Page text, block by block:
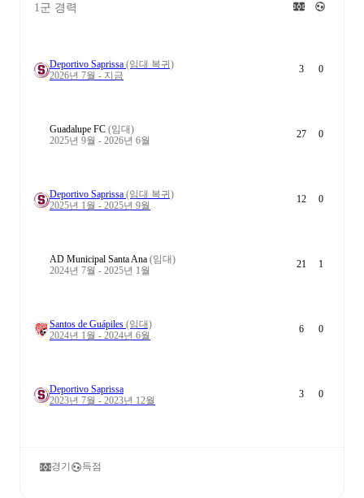
1군 경력
Deportivo Saprissa (임대 복귀)
2026년 7월 - 지금
3 0
Guadalupe FC (임대)
2025년 9월 - 2026년 6월
27 0
Deportivo Saprissa (임대 복귀)
2025년 1월 - 2025년 9월
12 0
AD Municipal Santa Ana (임대)
2024년 7월 - 2025년 1월
21 1
Santos de Guápiles (임대)
2024년 1월 - 2024년 6월
6 0
Deportivo Saprissa
2023년 7월 - 2023년 12월
3 0
경기 득점